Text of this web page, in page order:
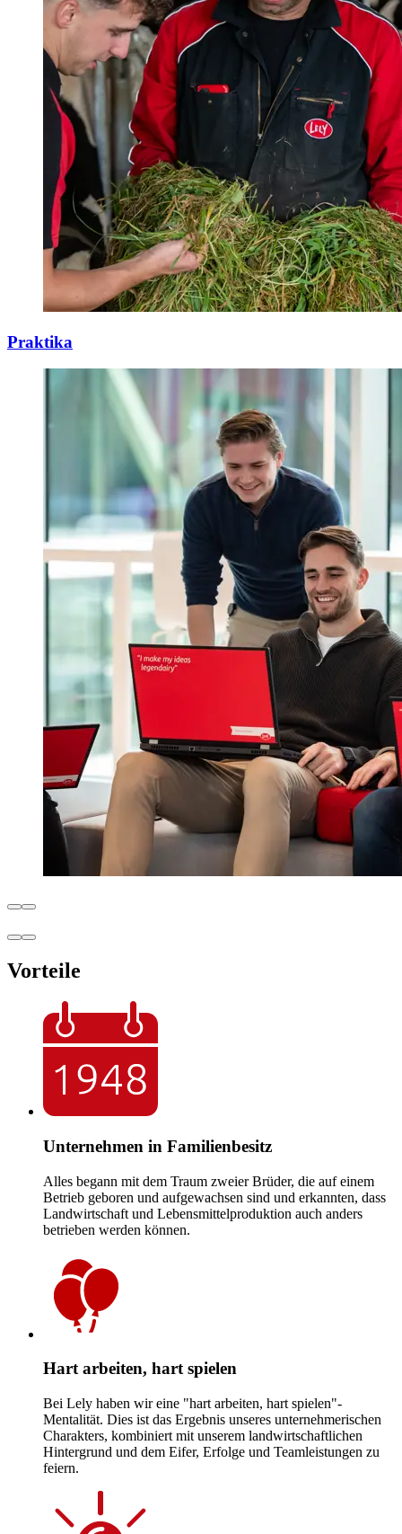
Praktika
Vorteile
Unternehmen in Familienbesitz
Alles begann mit dem Traum zweier Brüder, die auf einem
Betrieb geboren und aufgewachsen sind und erkannten, dass
Landwirtschaft und Lebensmittelproduktion auch anders
betrieben werden können.
Hart arbeiten, hart spielen
Bei Lely haben wir eine "hart arbeiten, hart spielen"-
Mentalität. Dies ist das Ergebnis unseres unternehmerischen
Charakters, kombiniert mit unserem landwirtschaftlichen
Hintergrund und dem Eifer, Erfolge und Teamleistungen zu
feiern.